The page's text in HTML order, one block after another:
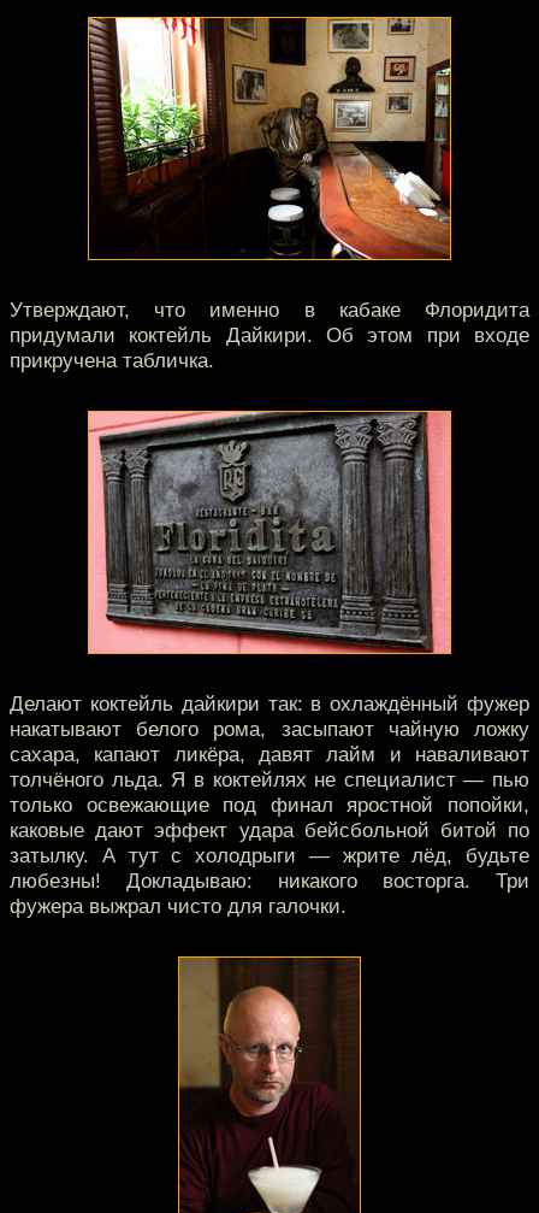
Утверждают, что именно в кабаке Флоридита
придумали коктейль Дайкири. Об этом при входе
прикручена табличка.
Делают коктейль дайкири так: в охлаждённый фужер
накатывают белого рома, засыпают чайную ложку
сахара, капают ликёра, давят лайм и наваливают
толчёного льда. Я в коктейлях не специалист — пью
только освежающие под финал яростной попойки,
каковые дают эффект удара бейсбольной битой по
затылку. А тут с холодрыги — жрите лёд, будьте
любезны! Докладываю: никакого восторга. Три
фужера выжрал чисто для галочки.